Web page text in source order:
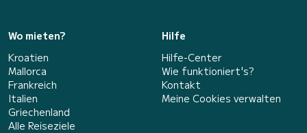
Wo mieten?
Kroatien
Mallorca
Frankreich
Italien
Griechenland
Alle Reiseziele
Hilfe
Hilfe-Center
Wie funktioniert's?
Kontakt
Meine Cookies verwalten